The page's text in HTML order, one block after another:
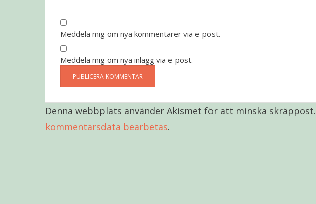
Meddela mig om nya kommentarer via e-post.
Meddela mig om nya inlägg via e-post.
Denna webbplats använder Akismet för att minska skräppost.
kommentarsdata bearbetas.